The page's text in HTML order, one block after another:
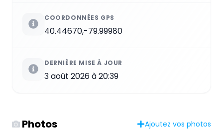
COORDONNÉES GPS
40.44670,-79.99980
DERNIÈRE MISE À JOUR
3 août 2026 à 20:39
Photos Ajoutez vos photos